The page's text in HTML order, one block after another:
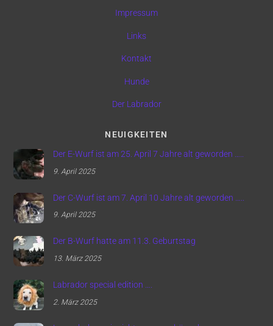
Impressum
Links
Kontakt
Hunde
Der Labrador
NEUIGKEITEN
Der E-Wurf ist am 25. April 7 Jahre alt geworden …..
9. April 2025
Der C-Wurf ist am 7. April 10 Jahre alt geworden …..
9. April 2025
Der B-Wurf hatte am 11.3. Geburtstag
13. März 2025
Labrador special edition ….
2. März 2025